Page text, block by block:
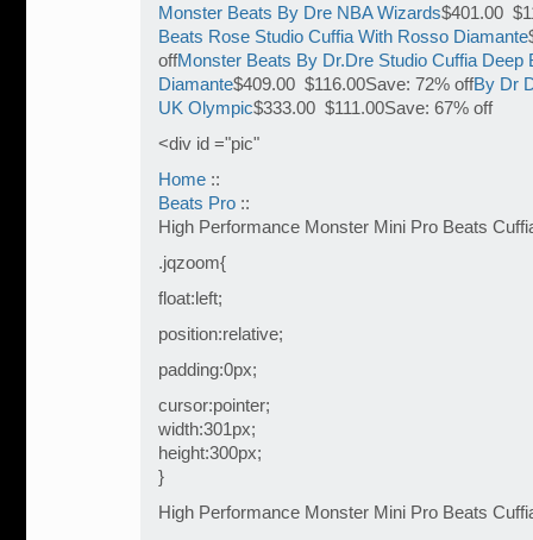
Monster Beats By Dre NBA Wizards$401.00
Beats Rose Studio Cuffia With Rosso Diamante
offMonster Beats By Dr.Dre Studio Cuffia Deep
Diamante$409.00 $116.00Save: 72% offBy Dr
UK Olympic$333.00 $111.00Save: 67% off
<div id ="pic"
Home ::
Beats Pro ::
High Performance Monster Mini Pro Beats
.jqzoom{
float:left;
position:relative;
padding:0px;
cursor:pointer;
width:301px;
height:300px;
}
High Performance Monster Mini Pro Beats